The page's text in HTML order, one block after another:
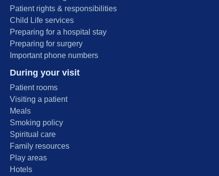
Patient rights & responsibilities
Child Life services
Preparing for a hospital stay
Preparing for surgery
Important phone numbers
During your visit
Patient rooms
Visiting a patient
Meals
Smoking policy
Spiritual care
Family resources
Play areas
Hotels